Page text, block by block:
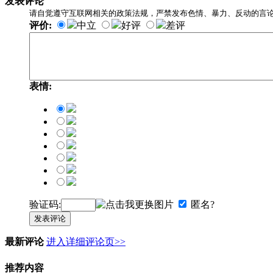
请自觉遵守互联网相关的政策法规，严禁发布色情、暴力、反动的言
评价: 中立 好评 差评
表情:
验证码: 匿名?
发表评论
最新评论 进入详细评论页>>
推荐内容